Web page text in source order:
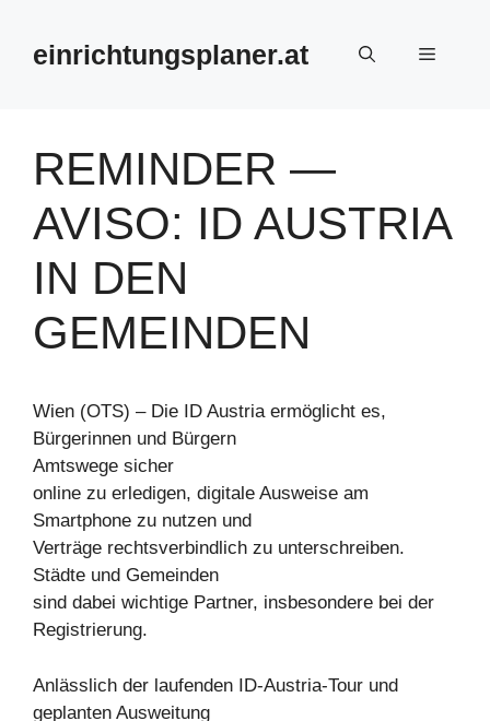
springeneinrichtungsplaner.at Menü
REMINDER —
AVISO: ID AUSTRIA
IN DEN
GEMEINDEN
Wien (OTS) – Die ID Austria ermöglicht es,
Bürgerinnen und Bürgern
Amtswege sicher
online zu erledigen, digitale Ausweise am
Smartphone zu nutzen und
Verträge rechtsverbindlich zu unterschreiben.
Städte und Gemeinden
sind dabei wichtige Partner, insbesondere bei der
Registrierung.
Anlässlich der laufenden ID-Austria-Tour und
geplanten Ausweitung